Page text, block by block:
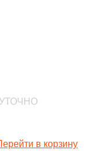
в корзину